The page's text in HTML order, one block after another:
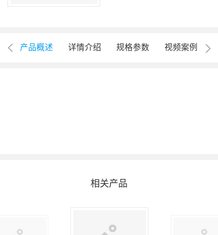
产品概述 详情介绍 规格参数 视频案例
相关产品